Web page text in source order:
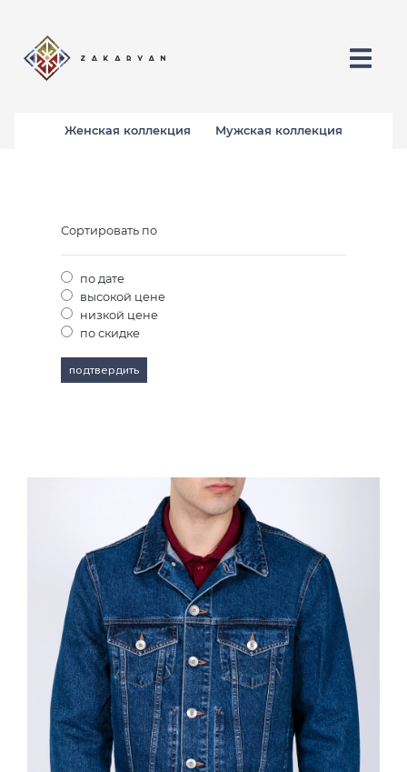
Женская коллекция Мужская коллекция
Сортировать по
по дате
высокой цене
низкой цене
по скидке